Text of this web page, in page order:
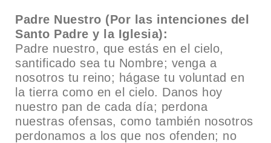
Padre Nuestro (Por las intenciones del
Santo Padre y la Iglesia):
Padre nuestro, que estás en el cielo,
santificado sea tu Nombre; venga a
nosotros tu reino; hágase tu voluntad en
la tierra como en el cielo. Danos hoy
nuestro pan de cada día; perdona
nuestras ofensas, como también nosotros
perdonamos a los que nos ofenden; no